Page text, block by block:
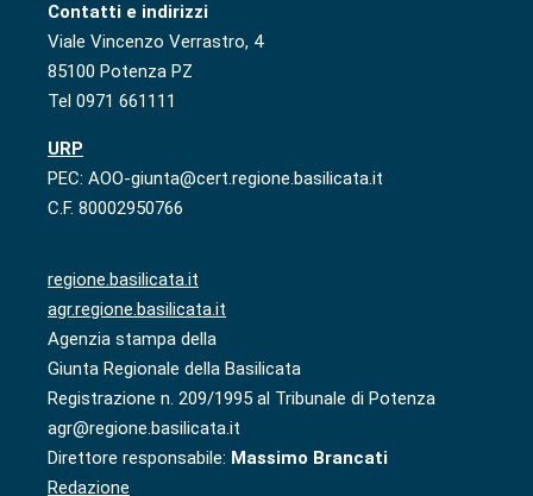
Contatti e indirizzi
Viale Vincenzo Verrastro, 4
85100 Potenza PZ
Tel 0971 661111
URP
PEC: AOO-giunta@cert.regione.basilicata.it
C.F. 80002950766
regione.basilicata.it
agr.regione.basilicata.it
Agenzia stampa della
Giunta Regionale della Basilicata
Registrazione n. 209/1995 al Tribunale di Potenza
agr@regione.basilicata.it
Direttore responsabile: Massimo Brancati
Redazione